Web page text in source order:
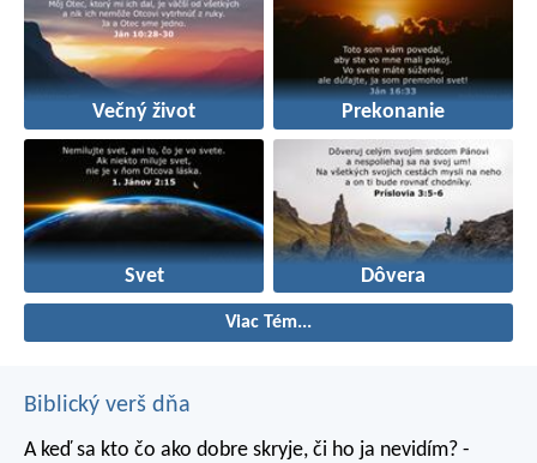
Večný život Prekonanie
Svet Dôvera
Viac Tém...
Biblický verš dňa
A keď sa kto čo ako dobre skryje, či ho ja nevidím? -